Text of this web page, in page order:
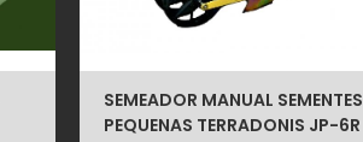
SEMEADOR MANUAL SEMENTES
PEQUENAS TERRADONIS JP-6R